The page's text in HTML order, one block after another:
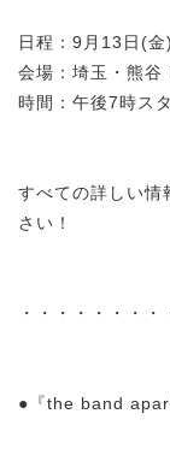
日程：9月13日(金)
会場：埼玉・熊谷
時間：午後7時ス
すべての詳しい情
さい！
・・・・・・・
●『the band